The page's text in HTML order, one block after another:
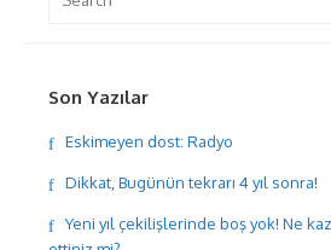
for:
Son Yazılar
Eskimeyen dost: Radyo
Dikkat, Bugünün tekrarı 4 yıl sonra!
Yeni yıl çekilişlerinde boş yok! Ne